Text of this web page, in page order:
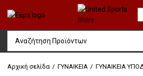
Αρχική σελίδα ΓΥΝΑΙΚΕΙΑ ΓΥΝΑΙΚΕΙΑ